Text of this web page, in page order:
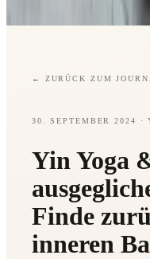
← ZURÜCK ZUM
30. SEPTEMBER 2024 ·
Yin Yoga
Finde
inneren